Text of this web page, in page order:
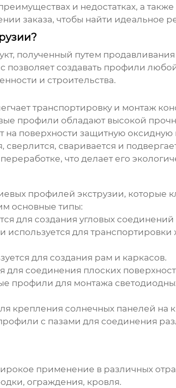
и недостатках, а
заказа, чтобы найти идеальное
полученный путем
создавать профили
и строительства.
транспортировку и монтаж
профили обладают высокой
поверхности защитную оксидную
сваривается и
что делает его
профилей экструзии, которые
основные типы:
для создания угловых
для транспортировки
для создания рам и каркасов.
для соединения плоских
профили для монтажа
крепления солнечных панелей на
с пазами для соединения
применение в различных
ограждения, кровля.